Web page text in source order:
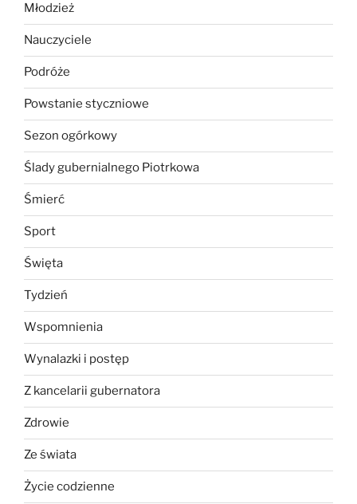
Młodzież
Nauczyciele
Podróże
Powstanie styczniowe
Sezon ogórkowy
Ślady gubernialnego Piotrkowa
Śmierć
Sport
Święta
Tydzień
Wspomnienia
Wynalazki i postęp
Z kancelarii gubernatora
Zdrowie
Ze świata
Życie codzienne